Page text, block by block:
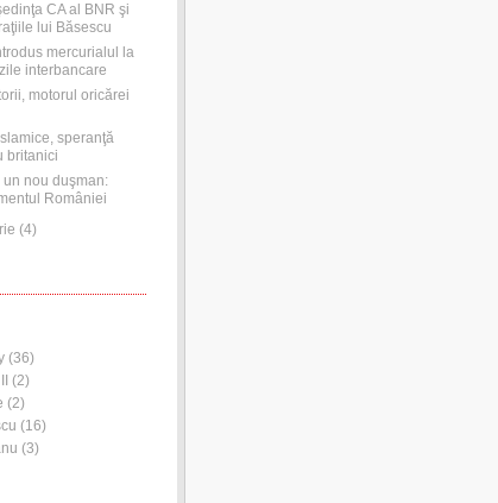
CA al BNR şi
lui Băsescu
mercurialul la
interbancare
motorul oricărei
speranţă
britanici
un nou duşman:
României
(4)
(36)
(2)
(2)
(16)
(3)